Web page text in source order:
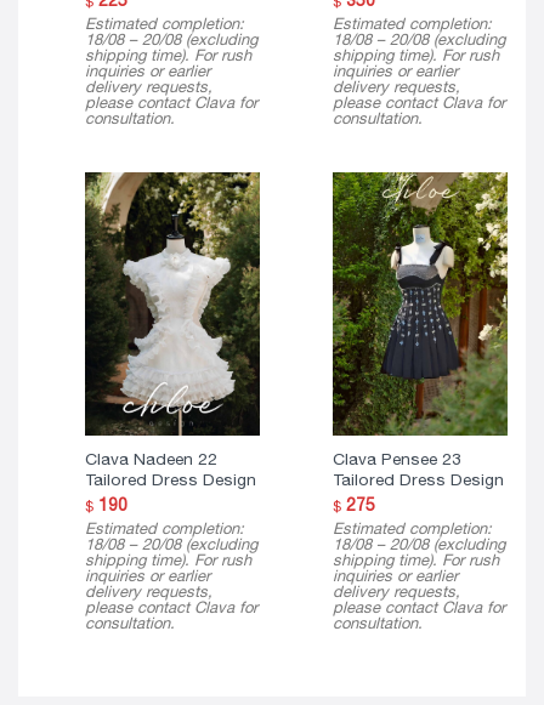
Estimated completion:
18/08 – 20/08 (excluding
shipping time). For rush
inquiries or earlier
delivery requests,
please contact Clava for
consultation.
Estimated completion:
18/08 – 20/08 (excluding
shipping time). For rush
inquiries or earlier
delivery requests,
please contact Clava for
consultation.
Clava Nadeen 22
Tailored Dress Design
$190
Estimated completion:
18/08 – 20/08 (excluding
shipping time). For rush
inquiries or earlier
delivery requests,
please contact Clava for
consultation.
Clava Pensee 23
Tailored Dress Design
$275
Estimated completion:
18/08 – 20/08 (excluding
shipping time). For rush
inquiries or earlier
delivery requests,
please contact Clava for
consultation.